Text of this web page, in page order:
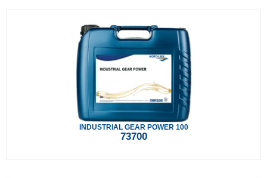
INDUSTRIAL GEAR POWER 100
73700